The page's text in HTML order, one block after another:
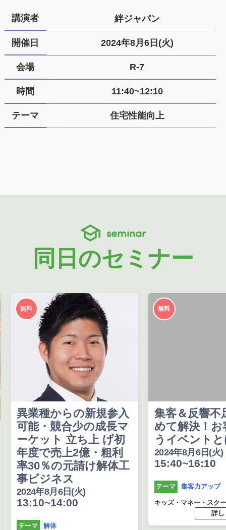
講演者 絆ジャパン
開催日 2024年8月6日(火)
会場 R-7
時間 11:40~12:10
テーマ 住宅性能向上
seminar
同日のセミナー
無料
異業種からの新規参入
可能・競合少の成長マ
ーケット 立ち上 げ初
年度で売上2億・粗利
率30％の元請け解体工
事ビジネス
2024年8月6日(火)
13:10~14:00
テーマ 解体
無料
集客＆反響不
めて解決！お
うイベント
2024年8月6日(火)
15:40~16:10
テーマ 集客力アップ
キッズ・マネー・スク
詳